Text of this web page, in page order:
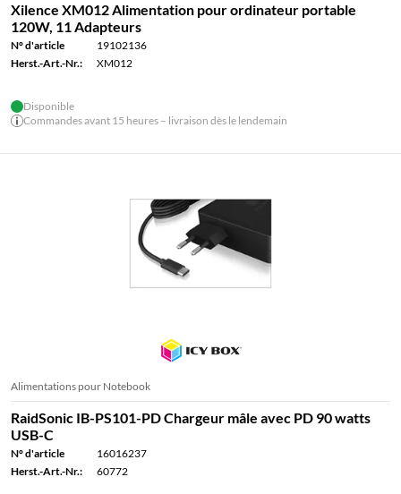
Xilence XM012 Alimentation pour ordinateur portable
120W, 11 Adapteurs
N° d'article
19102136
Herst.-Art.-Nr.:
XM012
Disponible
Commandes avant 15 heures – livraison dès le lendemain
Alimentations pour Notebook
RaidSonic IB-PS101-PD Chargeur mâle avec PD 90 watts
USB-C
N° d'article
16016237
Herst.-Art.-Nr.:
60772